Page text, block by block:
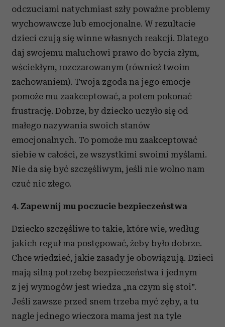
odczuciami natychmiast szły poważne problemy
wychowawcze lub emocjonalne. W rezultacie
dzieci czują się winne własnych reakcji. Dlatego
daj swojemu maluchowi prawo do bycia złym,
wściekłym, rozczarowanym (również twoim
zachowaniem). Twoja zgoda na jego emocje
pomoże mu zaakceptować, a potem pokonać
frustrację. Dobrze, by dziecko uczyło się od
małego nazywania swoich stanów
emocjonalnych. To pomoże mu zaakceptować
siebie w całości, ze wszystkimi swoimi myślami.
Nie da się być szczęśliwym, jeśli nie wolno nam
czuć nic złego.
4. Zapewnij mu poczucie bezpieczeństwa
Dziecko szczęśliwe to takie, które wie, według
jakich reguł ma postępować, żeby było dobrze.
Chce wiedzieć, jakie zasady je obowiązują. Dzieci
mają silną potrzebę bezpieczeństwa i jednym
z jej wymogów jest wiedza „na czym się stoi”.
Jeśli zawsze przed snem trzeba myć zęby, a tu
nagle jednego wieczora mama jest na tyle